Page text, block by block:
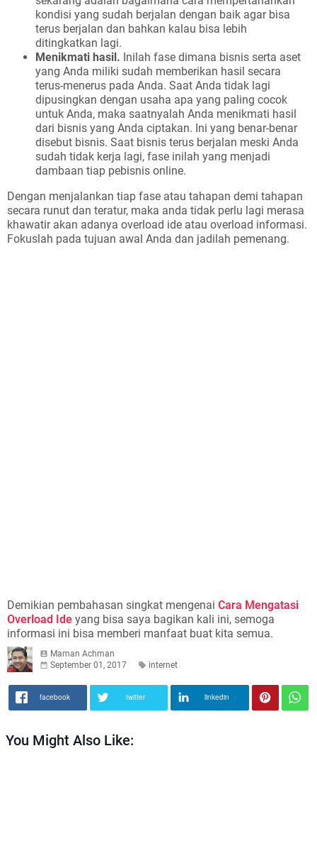
kondisi yang sudah berjalan dengan baik agar bisa
terus berjalan dan bahkan kalau bisa lebih
ditingkatkan lagi.
Menikmati hasil. Inilah fase dimana bisnis serta aset
yang Anda miliki sudah memberikan hasil secara
terus-menerus pada Anda. Saat Anda tidak lagi
dipusingkan dengan usaha apa yang paling cocok
untuk Anda, maka saatnyalah Anda menikmati hasil
dari bisnis yang Anda ciptakan. Ini yang benar-benar
disebut bisnis. Saat bisnis terus berjalan meski Anda
sudah tidak kerja lagi, fase inilah yang menjadi
dambaan tiap pebisnis online.
Dengan menjalankan tiap fase atau tahapan demi tahapan
secara runut dan teratur, maka anda tidak perlu lagi merasa
khawatir akan adanya overload ide atau overload informasi.
Fokuslah pada tujuan awal Anda dan jadilah pemenang.
Demikian pembahasan singkat mengenai Cara Mengatasi
Overload Ide yang bisa saya bagikan kali ini, semoga
informasi ini bisa memberi manfaat buat kita semua.
Maman Achman
September 01, 2017
internet
facebook twitter linkedin
You Might Also Like: